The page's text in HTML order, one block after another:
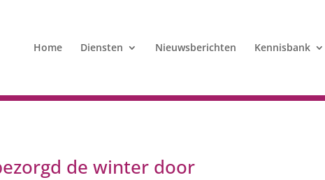
Home Diensten Nieuwsberichten Kennisbank
de winter door